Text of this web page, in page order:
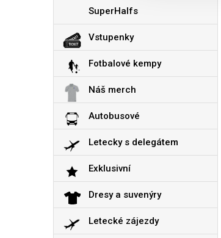
SuperHalfs
Vstupenky
Fotbalové kempy
Náš merch
Autobusové
Letecky s delegátem
Exklusivní
Dresy a suvenýry
Letecké zájezdy